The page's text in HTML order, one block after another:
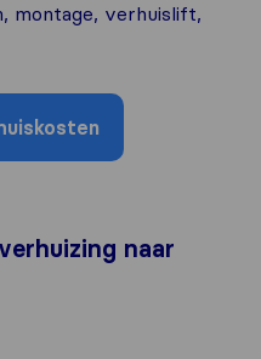
montage, verhuislift,
naar